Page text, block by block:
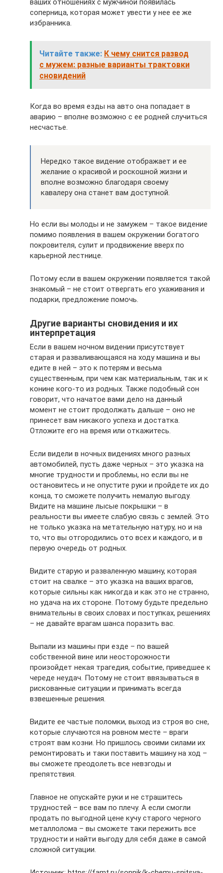
ваших отношениях с мужчиной появилась
соперница, которая может увести у нее ее же
избранника.
Читайте также: К чему снится развод
с мужем: разные варианты трактовки
сновидений
Когда во время езды на авто она попадает в
аварию – вполне возможно с ее родней случиться
несчастье.
Нередко такое видение отображает и ее
желание о красивой и роскошной жизни и
вполне возможно благодаря своему
кавалеру она станет вам доступной.
Но если вы молоды и не замужем – такое видение
помимо появления в вашем окружении богатого
покровителя, сулит и продвижение вверх по
карьерной лестнице.
Потому если в вашем окружении появляется такой
знакомый – не стоит отвергать его ухаживания и
подарки, предложение помочь.
Другие варианты сновидения и их
интерпретация
Если в вашем ночном видении присутствует
старая и разваливающаяся на ходу машина и вы
едите в ней – это к потерям и весьма
существенным, при чем как материальным, так и к
конине кого-то из родных. Также подобный сон
говорит, что начатое вами дело на данный
момент не стоит продолжать дальше – оно не
принесет вам никакого успеха и достатка.
Отложите его на время или откажитесь.
Если видели в ночных видениях много разных
автомобилей, пусть даже черных – это указка на
многие трудности и проблемы, но если вы не
остановитесь и не опустите руки и пройдете их до
конца, то сможете получить немалую выгоду.
Видите на машине лысые покрышки – в
реальности вы имеете слабую связь с землей. Это
не только указка на метательную натуру, но и на
то, что вы отгородились ото всех и каждого, и в
первую очередь от родных.
Видите старую и разваленную машину, которая
стоит на свалке – это указка на ваших врагов,
которые сильны как никогда и как это не странно,
но удача на их стороне. Потому будьте предельно
внимательны в своих словах и поступках, решениях
– не давайте врагам шанса поразить вас.
Выпали из машины при езде – по вашей
собственной вине или неосторожности
произойдет некая трагедия, событие, приведшее к
череде неудач. Потому не стоит ввязываться в
рискованные ситуации и принимать всегда
взвешенные решения.
Видите ее частые поломки, выход из строя во сне,
которые случаются на ровном месте – враги
строят вам козни. Но пришлось своими силами их
ремонтировать и таки поставить машину на ход –
вы сможете преодолеть все невзгоды и
препятствия.
Главное не опускайте руки и не страшитесь
трудностей – все вам по плечу. А если смогли
продать по выгодной цене кучу старого черного
металлолома – вы сможете таки пережить все
трудности и найти выгоду для себя даже в самой
сложной ситуации.